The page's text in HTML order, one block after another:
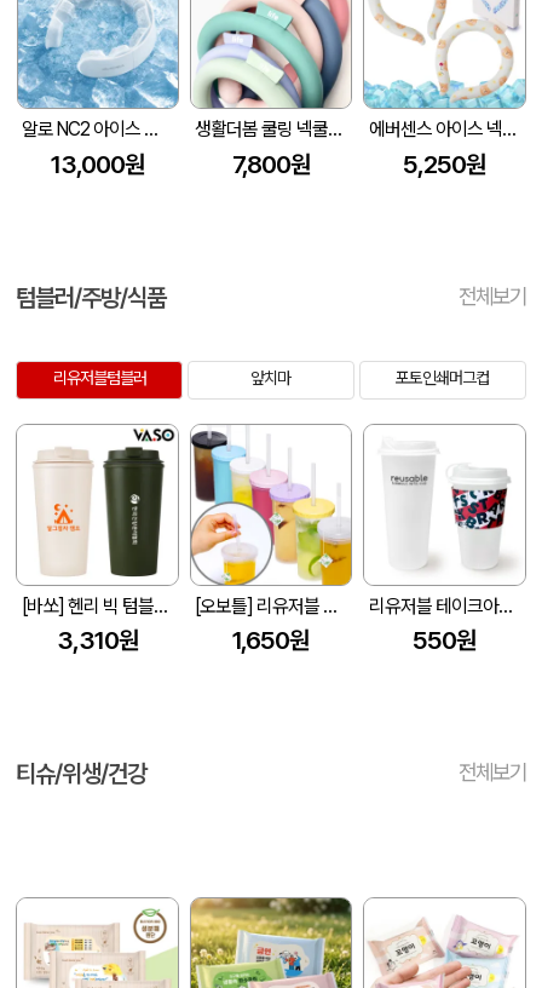
알로 NC2 아이스 넥쿨러 쿨스카프 냉각 넥밴드 얼음 목도리
13,000원
생활더봄 쿨링 넥쿨러 스카프 6color
7,800원
에버센스 아이스 넥쿨러 캐릭터
5,250원
텀블러/주방/식품 전체보기
리유저블텀블러 앞치마 포토인쇄머그컵
[바쏘] 헨리 빅 텀블러 450ml
3,310원
[오보틀] 리유저블 반투명 빨대텀블러 (빨대포함) 500ml
1,650원
리유저블 테이크아웃 리필컵(냉.온가능) 종이컵, 1회용품 대용
550원
티슈/위생/건강 전체보기